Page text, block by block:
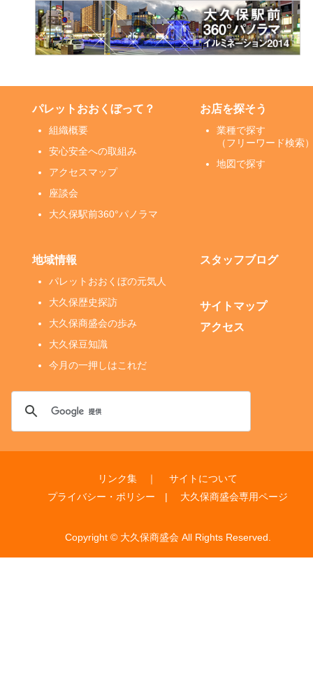
パレットおおくぼって？
組織概要
安心安全への取組み
アクセスマップ
座談会
大久保駅前360°パノラマ
お店を探そう
業種で探す
（フリーワード検索
地図で探す
地域情報
パレットおおくぼの元気人
大久保歴史探訪
大久保商盛会の歩み
大久保豆知識
今月の一押しはこれだ
スタッフブログ
サイトマップ
アクセス
リンク集 ｜ サイトについて
プライバシー・ポリシー | 大久保商盛会専用ページ
Copyright © 大久保商盛会 All Rights Reserved.